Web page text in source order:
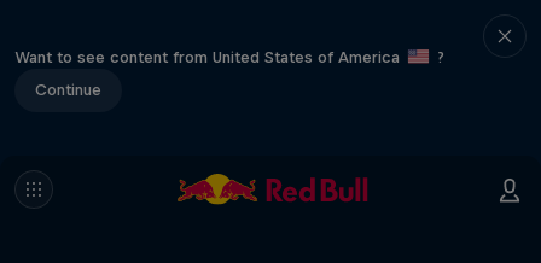
Want to see content from United States of America
?
Continue